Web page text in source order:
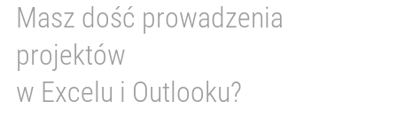
Masz dość prowadzenia
projektów
w Excelu i Outlooku?